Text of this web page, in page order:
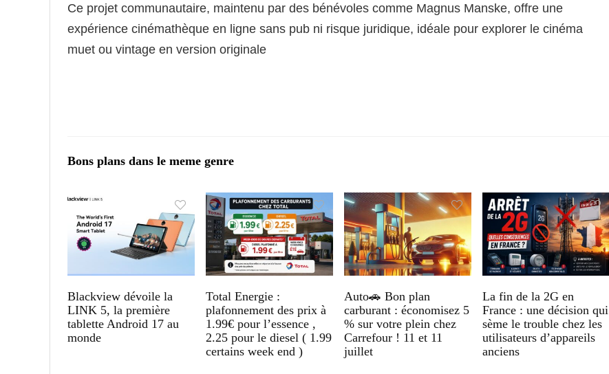
Ce projet communautaire, maintenu par des bénévoles comme Magnus Manske, offre une
expérience cinémathèque en ligne sans pub ni risque juridique, idéale pour explorer le cinéma
muet ou vintage en version originale
Bons plans dans le meme genre
Blackview dévoile la
LINK 5, la première
tablette Android 17 au
monde
Total Energie :
plafonnement des prix à
1.99€ pour l’essence ,
2.25 pour le diesel ( 1.99
certains week end )
Auto🚗 Bon plan
carburant : économisez 5
% sur votre plein chez
Carrefour ! 11 et 11
juillet
La fin de la 2G en
France : une décision qui
sème le trouble chez les
utilisateurs d’appareils
anciens